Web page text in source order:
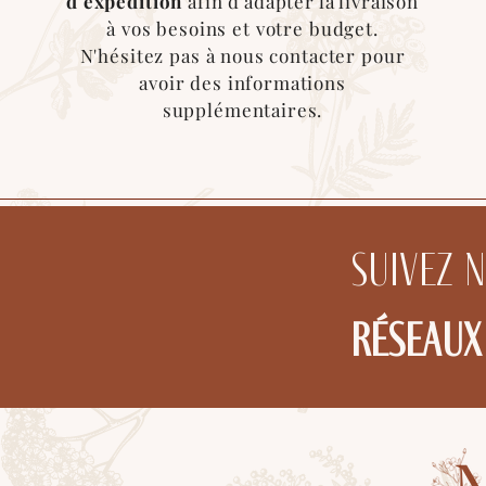
à vos besoins et votre budget.
N'hésitez pas à nous contacter pour
avoir des informations
supplémentaires.
Suivez